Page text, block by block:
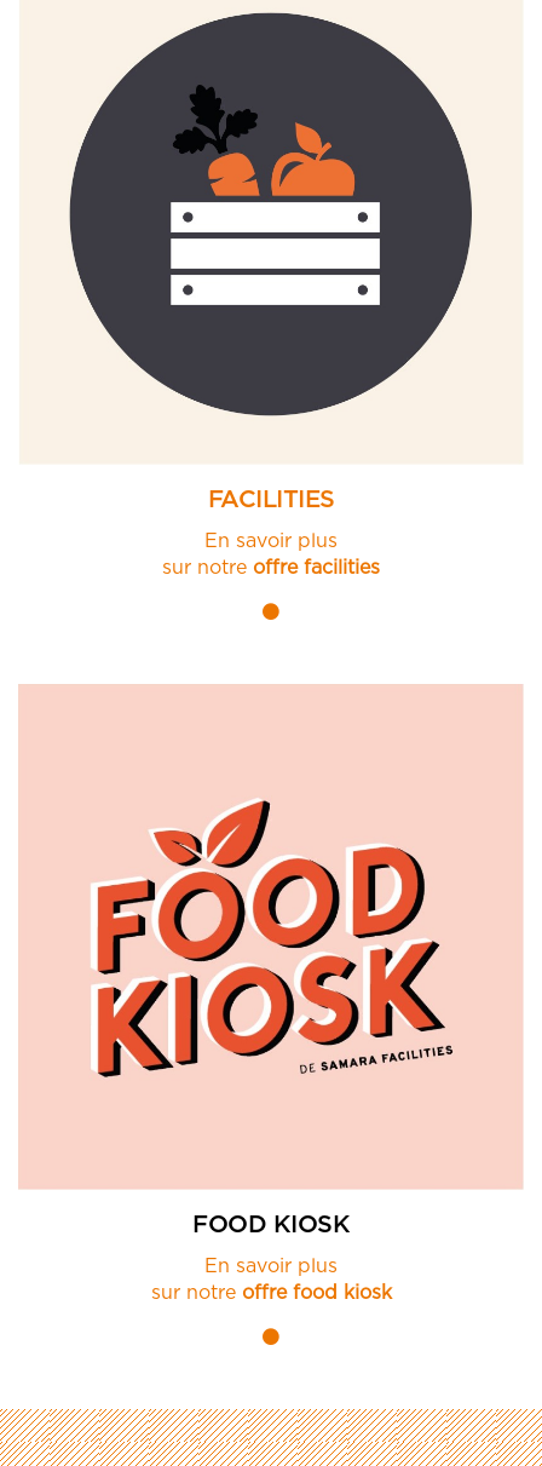
FACILITIES
En savoir plus
sur notre offre facilities
FOOD KIOSK
En savoir plus
sur notre offre food kiosk